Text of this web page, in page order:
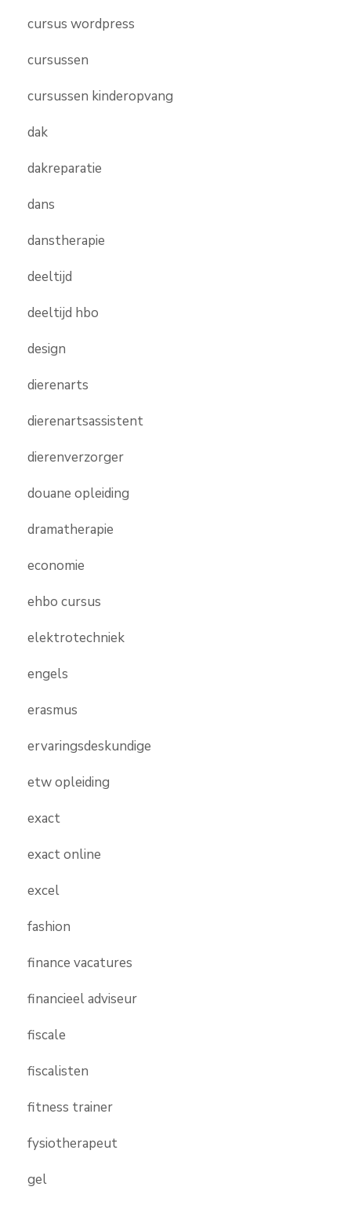
cursus wordpress
cursussen
cursussen kinderopvang
dak
dakreparatie
dans
danstherapie
deeltijd
deeltijd hbo
design
dierenarts
dierenartsassistent
dierenverzorger
douane opleiding
dramatherapie
economie
ehbo cursus
elektrotechniek
engels
erasmus
ervaringsdeskundige
etw opleiding
exact
exact online
excel
fashion
finance vacatures
financieel adviseur
fiscale
fiscalisten
fitness trainer
fysiotherapeut
gel